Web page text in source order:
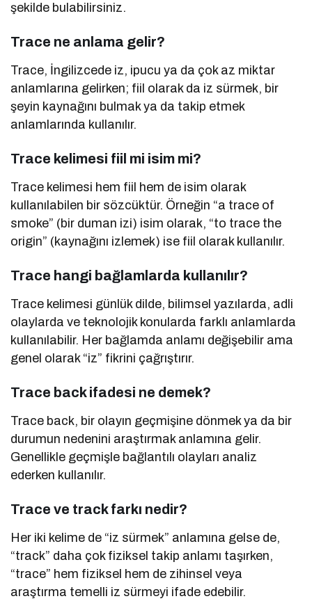
şekilde bulabilirsiniz.
Trace ne anlama gelir?
Trace, İngilizcede iz, ipucu ya da çok az miktar
anlamlarına gelirken; fiil olarak da iz sürmek, bir
şeyin kaynağını bulmak ya da takip etmek
anlamlarında kullanılır.
Trace kelimesi fiil mi isim mi?
Trace kelimesi hem fiil hem de isim olarak
kullanılabilen bir sözcüktür. Örneğin “a trace of
smoke” (bir duman izi) isim olarak, “to trace the
origin” (kaynağını izlemek) ise fiil olarak kullanılır.
Trace hangi bağlamlarda kullanılır?
Trace kelimesi günlük dilde, bilimsel yazılarda, adli
olaylarda ve teknolojik konularda farklı anlamlarda
kullanılabilir. Her bağlamda anlamı değişebilir ama
genel olarak “iz” fikrini çağrıştırır.
Trace back ifadesi ne demek?
Trace back, bir olayın geçmişine dönmek ya da bir
durumun nedenini araştırmak anlamına gelir.
Genellikle geçmişle bağlantılı olayları analiz
ederken kullanılır.
Trace ve track farkı nedir?
Her iki kelime de “iz sürmek” anlamına gelse de,
“track” daha çok fiziksel takip anlamı taşırken,
“trace” hem fiziksel hem de zihinsel veya
araştırma temelli iz sürmeyi ifade edebilir.